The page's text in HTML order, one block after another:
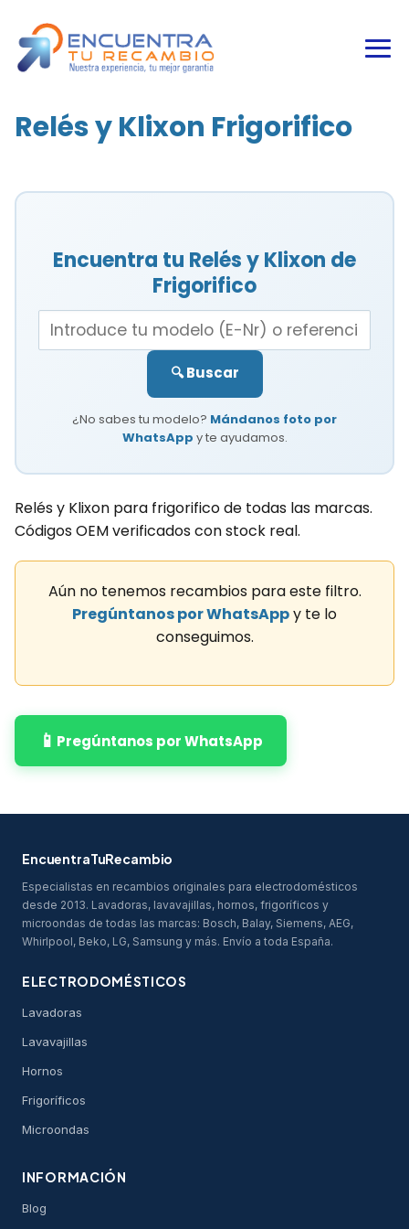
Relés y Klixon Frigorifico
Encuentra tu Relés y Klixon de
Frigorifico
🔍 Buscar
¿No sabes tu modelo? Mándanos foto por
WhatsApp y te ayudamos.
Relés y Klixon para frigorifico de todas las marcas.
Códigos OEM verificados con stock real.
Aún no tenemos recambios para este filtro.
Pregúntanos por WhatsAppy te lo
conseguimos.
📱 Pregúntanos por WhatsApp
EncuentraTuRecambio
Especialistas en recambios originales para electrodomésticos
desde 2013. Lavadoras, lavavajillas, hornos, frigoríficos y
microondas de todas las marcas: Bosch, Balay, Siemens, AEG,
Whirlpool, Beko, LG, Samsung y más. Envío a toda España.
ELECTRODOMÉSTICOS
Lavadoras
Lavavajillas
Hornos
Frigoríficos
Microondas
INFORMACIÓN
Blog